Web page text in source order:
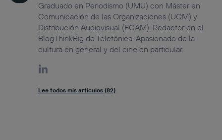
Graduado en Periodismo (UMU) con Máster en
Comunicación de las Organizaciones (UCM) y
Distribución Audiovisual (ECAM). Redactor en el
BlogThinkBig de Telefónica. Apasionado de la
cultura en general y del cine en particular.
Lee todos mis artículos (82)